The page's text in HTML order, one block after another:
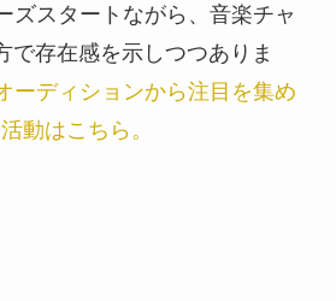
ズスタートながら、音楽チャ
で存在感を示しつつありま
ーディションから注目を集め
動はこちら。